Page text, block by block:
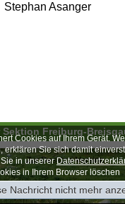
Cookies auf Ihrem Gerät.
erklären Sie sich damit
Sie in unserer
in Ihrem Browser löschen
Nachricht nicht mehr
Stephan Asanger
Freiburg-
Zur Desktop-Version